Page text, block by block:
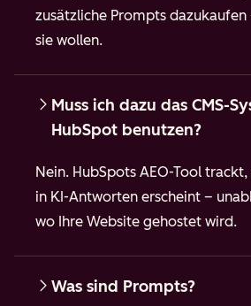
zusätzliche Prompts dazukaufen
sie wollen.
Muss ich dazu das CMS-
HubSpot benutzen?
Nein. HubSpots AEO-Tool
in KI-Antworten erscheint –
wo Ihre Website gehostet wird.
Was sind Prompts?